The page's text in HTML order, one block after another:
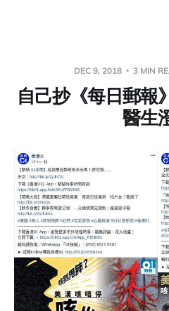
DEC 9, 2018 3 MIN
自己抄《每日郵報
醫生